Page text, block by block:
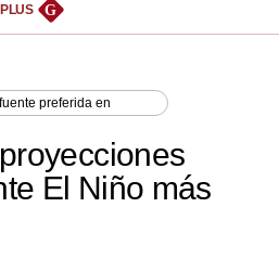
PLUS G
preferida en
El Niño más